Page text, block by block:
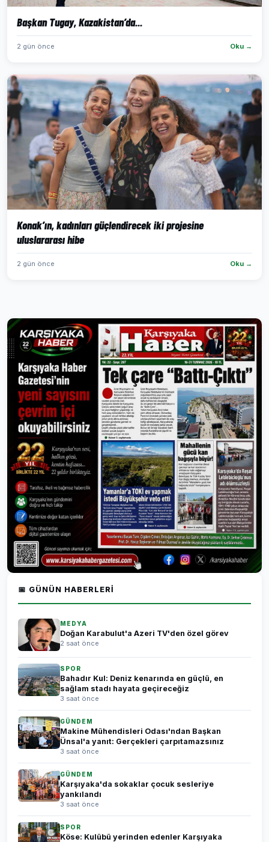
Başkan Tugay, Kazakistan’da...
2 gün önce Oku →
Konak’ın, kadınları güçlendirecek iki projesine
uluslararası hibe
2 gün önce Oku →
📅 GÜNÜN HABERLERI
MEDYA
Doğan Karabulut'a Azeri TV'den özel görev
2 saat önce
SPOR
Bahadır Kul: Deniz kenarında en güçlü, en
sağlam stadı hayata geçireceğiz
3 saat önce
GÜNDEM
Makine Mühendisleri Odası'ndan Başkan
Ünsal'a yanıt: Gerçekleri çarpıtamazsınız
3 saat önce
GÜNDEM
Karşıyaka'da sokaklar çocuk sesleriye
yankılandı
3 saat önce
SPOR
Köse: Kulübü yerinden edenler Karşıyaka